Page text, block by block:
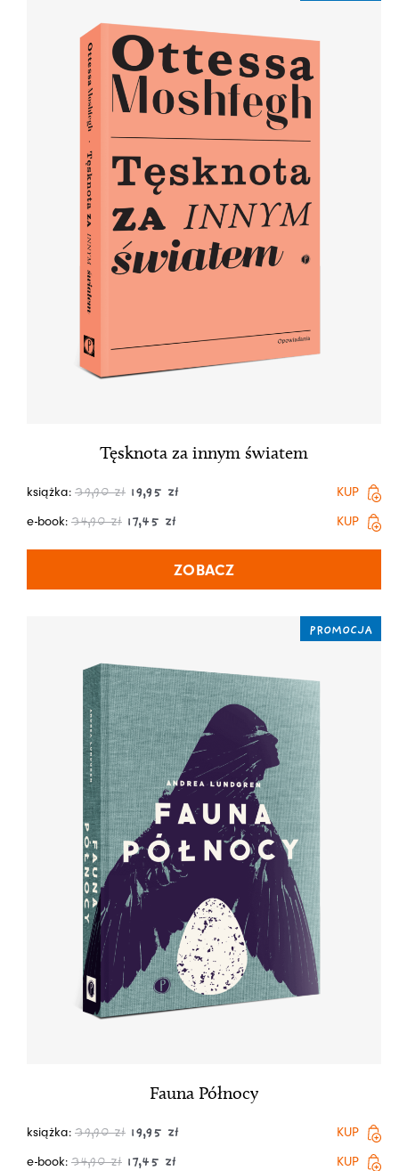
Tęsknota za innym światem
książka: 39,90zł 19,95 zł
KUP
e-book: 34,90zł 17,45 zł KUP
ZOBACZ
PROMOCJA
Fauna Północy
książka: 39,90zł 19,95 zł
KUP
e-book: 34,90zł 17,45 zł KUP